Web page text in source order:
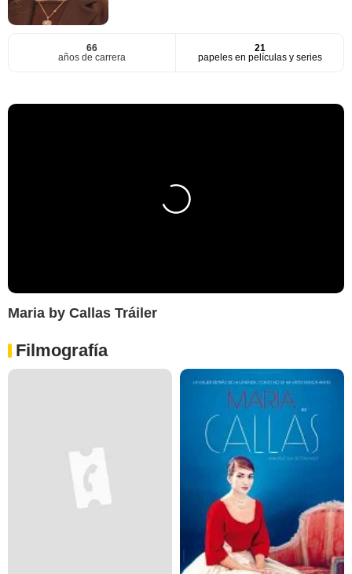
66
años de carrera
21
papeles en películas y series
Maria by Callas Tráiler
Filmografía